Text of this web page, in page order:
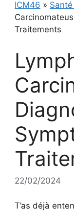
ICM46 »
Traitements
22/02/2024
T’as déjà